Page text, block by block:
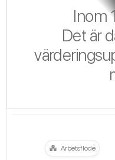
Inom
Det är
Arbetsflöde